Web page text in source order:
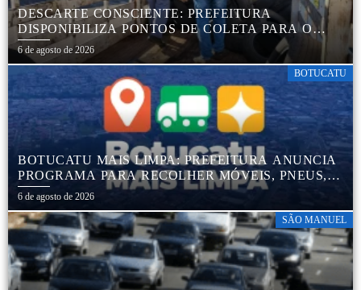
DESCARTE CONSCIENTE: PREFEITURA
DISPONIBILIZA PONTOS DE COLETA PARA O
DESCARTE AMBIENTALMENTE CORRETO DE
PNEUS, GARANTINDO DESTINAÇÃO ADEQUADA
E PRESERVAÇÃO AMBIENTAL
6 de agosto de 2026
BOTUCATU
BOTUCATU MAIS LIMPA: PREFEITURA ANUNCIA
PROGRAMA PARA RECOLHER MÓVEIS, PNEUS,
COLCHÕES E OUTROS MATERIAIS SEM USO
6 de agosto de 2026
SÃO MANUEL